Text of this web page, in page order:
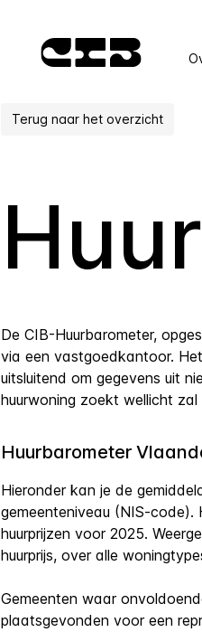
Terug naar het overzicht
De CIB-Huurbarometer,
via een vastgoedkantoor.
uitsluitend om gegevens uit
huurwoning zoekt wellicht zal
Huurbarometer
Hieronder kan je de
gemeenteniveau (NIS-
huurprijzen voor 2025.
huurprijs, over alle
Gemeenten waar
plaatsgevonden voor een